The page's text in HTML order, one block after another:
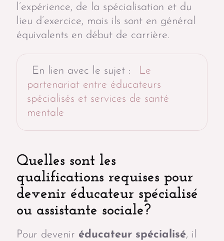
l’expérience, de la spécialisation et du
lieu d’exercice, mais ils sont en général
équivalents en début de carrière.
En lien avec le sujet :
Le
partenariat entre éducateurs
spécialisés et services de santé
mentale
Quelles sont les
qualifications requises pour
devenir éducateur spécialisé
ou assistante sociale?
Pour devenir éducateur spécialisé, il